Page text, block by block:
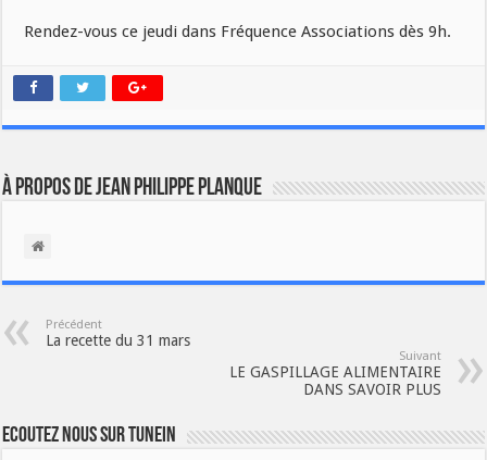
Rendez-vous ce jeudi dans Fréquence Associations dès 9h.
À propos de Jean Philippe Planque
Précédent
La recette du 31 mars
Suivant
LE GASPILLAGE ALIMENTAIRE
DANS SAVOIR PLUS
Ecoutez nous sur TuneIn